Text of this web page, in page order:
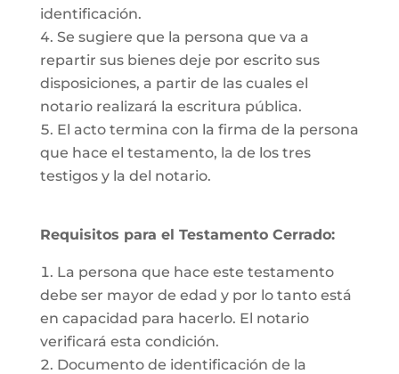
identificación.
Se sugiere que la persona que va a
repartir sus bienes deje por escrito sus
disposiciones, a partir de las cuales el
notario realizará la escritura pública.
El acto termina con la firma de la persona
que hace el testamento, la de los tres
testigos y la del notario.
Requisitos para el Testamento Cerrado:
La persona que hace este testamento
debe ser mayor de edad y por lo tanto está
en capacidad para hacerlo. El notario
verificará esta condición.
Documento de identificación de la